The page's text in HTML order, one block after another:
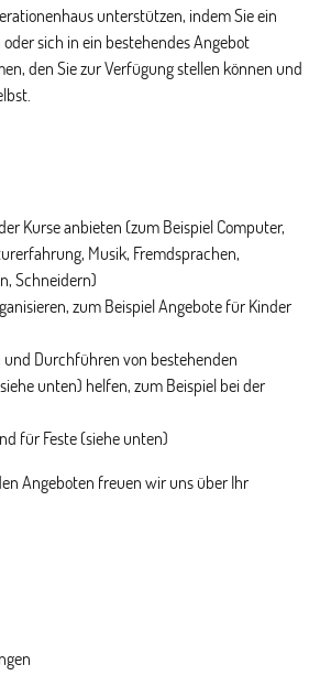
unterstützen, indem Sie ein
sich in ein bestehendes Angebot
den Sie zur Verfügung stellen können und
Kurse anbieten (zum Beispiel Computer,
Musik, Fremdsprachen,
Schneidern)
zum Beispiel Angebote für Kinder
und Durchführen von bestehenden
unten) helfen, zum Beispiel bei der
für Feste (siehe unten)
Angeboten freuen wir uns über Ihr